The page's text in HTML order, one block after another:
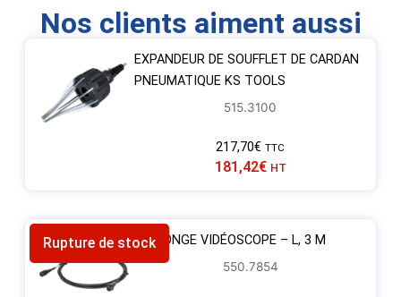
Nos clients aiment aussi
EXPANDEUR DE SOUFFLET DE CARDAN
PNEUMATIQUE KS TOOLS
515.3100
217,70€ TTC
181,42€ HT
Rupture de stockRALLONGE VIDÉOSCOPE – L, 3 M
550.7854